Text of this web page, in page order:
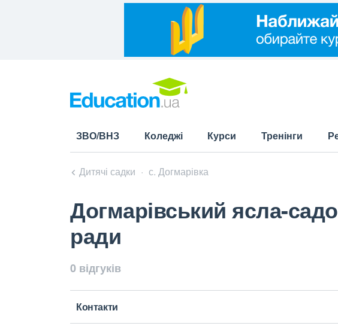
ЗВО/ВНЗ Коледжі Курси Тренінги
Дитячі садки с. Догмарівка
Догмарівський ясла-
ради
0 відгуків
Контакти